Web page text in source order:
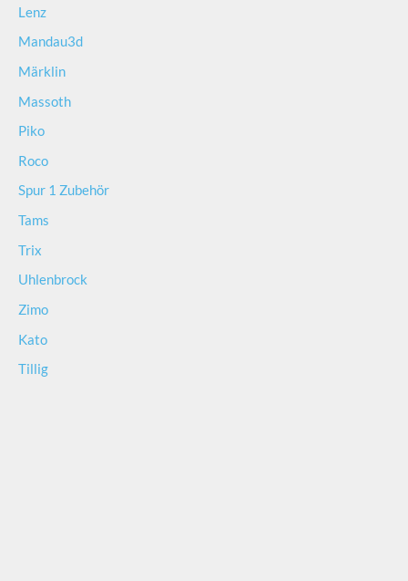
Lenz
Mandau3d
Märklin
Massoth
Piko
Roco
Spur 1 Zubehör
Tams
Trix
Uhlenbrock
Zimo
Kato
Tillig